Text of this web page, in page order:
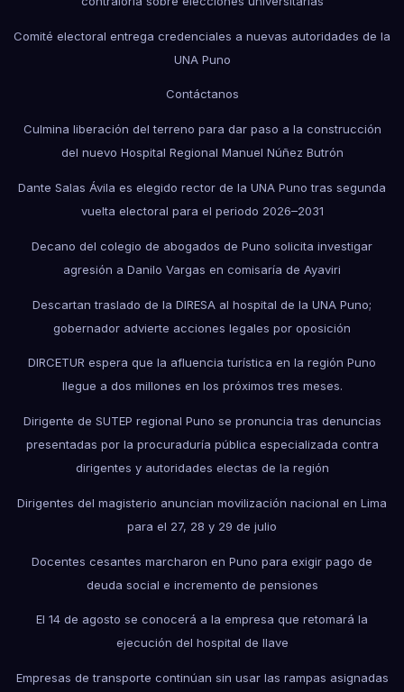
Comité electoral entrega credenciales a nuevas autoridades de la
UNA Puno
Contáctanos
Culmina liberación del terreno para dar paso a la construcción
del nuevo Hospital Regional Manuel Núñez Butrón
Dante Salas Ávila es elegido rector de la UNA Puno tras segunda
vuelta electoral para el periodo 2026–2031
Decano del colegio de abogados de Puno solicita investigar
agresión a Danilo Vargas en comisaría de Ayaviri
Descartan traslado de la DIRESA al hospital de la UNA Puno;
gobernador advierte acciones legales por oposición
DIRCETUR espera que la afluencia turística en la región Puno
llegue a dos millones en los próximos tres meses.
Dirigente de SUTEP regional Puno se pronuncia tras denuncias
presentadas por la procuraduría pública especializada contra
dirigentes y autoridades electas de la región
Dirigentes del magisterio anuncian movilización nacional en Lima
para el 27, 28 y 29 de julio
Docentes cesantes marcharon en Puno para exigir pago de
deuda social e incremento de pensiones
El 14 de agosto se conocerá a la empresa que retomará la
ejecución del hospital de Ilave
Empresas de transporte continúan sin usar las rampas asignadas